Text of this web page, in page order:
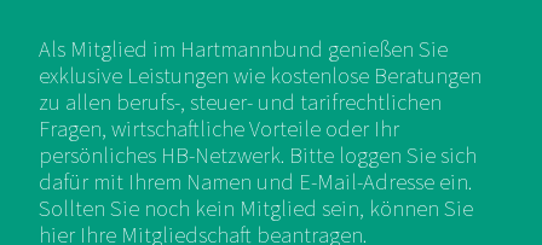
Als Mitglied im Hartmannbund genießen Sie
exklusive Leistungen wie kostenlose Beratungen
zu allen berufs-, steuer- und tarifrechtlichen
Fragen, wirtschaftliche Vorteile oder Ihr
persönliches HB-Netzwerk. Bitte loggen Sie sich
dafür mit Ihrem Namen und E-Mail-Adresse ein.
Sollten Sie noch kein Mitglied sein, können Sie
hier Ihre Mitgliedschaft beantragen.